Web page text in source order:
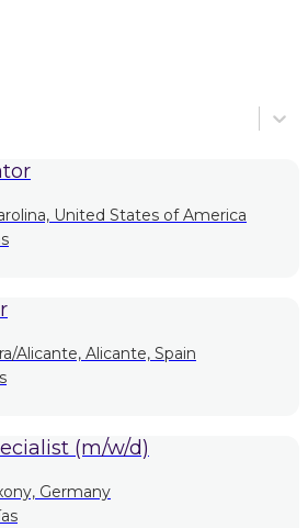
United States of America
Alicante, Alicante, Spain
(m/w/d)
Germany